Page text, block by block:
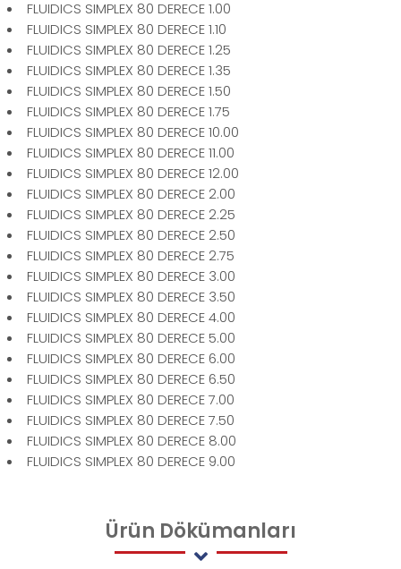
FLUIDICS SIMPLEX 80 DERECE 1.00
FLUIDICS SIMPLEX 80 DERECE 1.10
FLUIDICS SIMPLEX 80 DERECE 1.25
FLUIDICS SIMPLEX 80 DERECE 1.35
FLUIDICS SIMPLEX 80 DERECE 1.50
FLUIDICS SIMPLEX 80 DERECE 1.75
FLUIDICS SIMPLEX 80 DERECE 10.00
FLUIDICS SIMPLEX 80 DERECE 11.00
FLUIDICS SIMPLEX 80 DERECE 12.00
FLUIDICS SIMPLEX 80 DERECE 2.00
FLUIDICS SIMPLEX 80 DERECE 2.25
FLUIDICS SIMPLEX 80 DERECE 2.50
FLUIDICS SIMPLEX 80 DERECE 2.75
FLUIDICS SIMPLEX 80 DERECE 3.00
FLUIDICS SIMPLEX 80 DERECE 3.50
FLUIDICS SIMPLEX 80 DERECE 4.00
FLUIDICS SIMPLEX 80 DERECE 5.00
FLUIDICS SIMPLEX 80 DERECE 6.00
FLUIDICS SIMPLEX 80 DERECE 6.50
FLUIDICS SIMPLEX 80 DERECE 7.00
FLUIDICS SIMPLEX 80 DERECE 7.50
FLUIDICS SIMPLEX 80 DERECE 8.00
FLUIDICS SIMPLEX 80 DERECE 9.00
Ürün Dökümanları